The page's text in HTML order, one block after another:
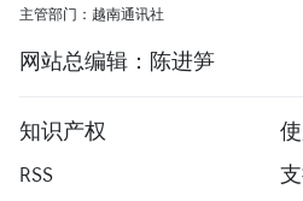
主管部门：越南通讯社
网站总编辑：陈进笋
知识产权
RSS